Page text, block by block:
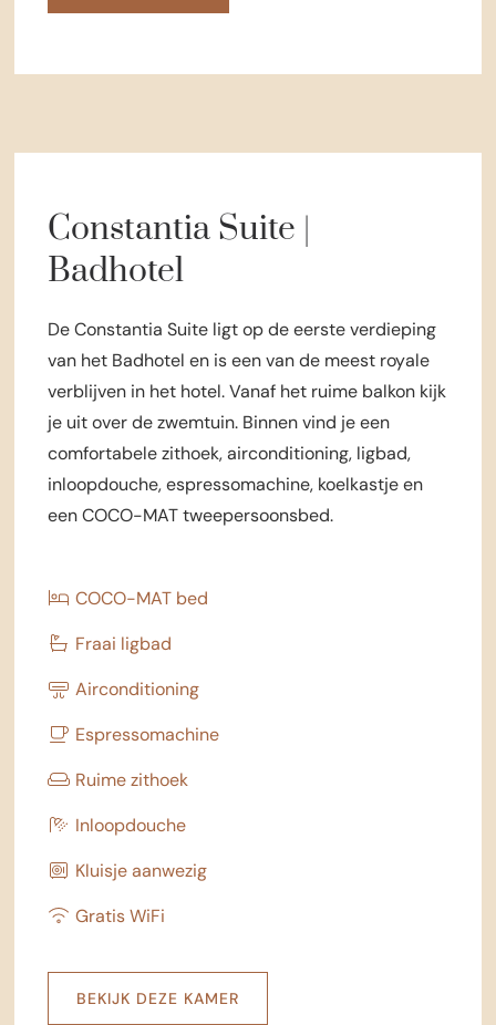
Constantia Suite |
Badhotel
De Constantia Suite ligt op de eerste verdieping
van het Badhotel en is een van de meest royale
verblijven in het hotel. Vanaf het ruime balkon kijk
je uit over de zwemtuin. Binnen vind je een
comfortabele zithoek, airconditioning, ligbad,
inloopdouche, espressomachine, koelkastje en
een COCO-MAT tweepersoonsbed.
COCO-MAT bed
Fraai ligbad
Airconditioning
Espressomachine
Ruime zithoek
Inloopdouche
Kluisje aanwezig
Gratis WiFi
BEKIJK DEZE KAMER